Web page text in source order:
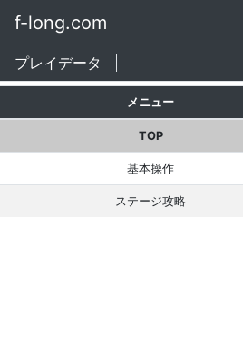
f-long.com
プレイデータ
メニュー
TOP
基本操作
ステージ攻略